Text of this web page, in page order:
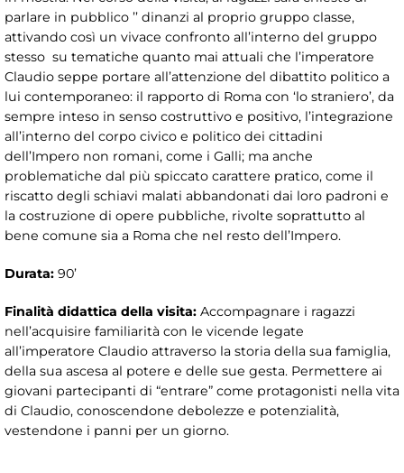
parlare in pubblico ’’ dinanzi al proprio gruppo classe,
attivando così un vivace confronto all’interno del gruppo
stesso su tematiche quanto mai attuali che l’imperatore
Claudio seppe portare all’attenzione del dibattito politico a
lui contemporaneo: il rapporto di Roma con ‘lo straniero’, da
sempre inteso in senso costruttivo e positivo, l’integrazione
all’interno del corpo civico e politico dei cittadini
dell’Impero non romani, come i Galli; ma anche
problematiche dal più spiccato carattere pratico, come il
riscatto degli schiavi malati abbandonati dai loro padroni e
la costruzione di opere pubbliche, rivolte soprattutto al
bene comune sia a Roma che nel resto dell’Impero.
Durata: 90’
Finalità didattica della visita: Accompagnare i ragazzi
nell’acquisire familiarità con le vicende legate
all’imperatore Claudio attraverso la storia della sua famiglia,
della sua ascesa al potere e delle sue gesta. Permettere ai
giovani partecipanti di “entrare” come protagonisti nella vita
di Claudio, conoscendone debolezze e potenzialità,
vestendone i panni per un giorno.